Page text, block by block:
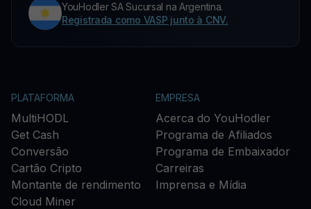
YouHodler SA Sucursal na Argentina.
Registrada como VASP junto à CNV.
PLATAFORMA
MultiHODL
Get Cash
Conversão
Cartão Cripto
Montante de rendimento
Cloud Miner
EMPRESA
Acerca do YouHodler
Programa de Afiliados
Programa de Embaixador
Carreiras
Imprensa e Mídia